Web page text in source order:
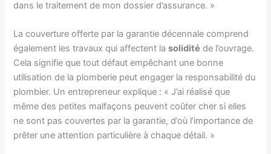
dans le traitement de mon dossier d’assurance. »
La couverture offerte par la garantie décennale comprend
également les travaux qui affectent lasolidité de l’ouvrage.
Cela signifie que tout défaut empêchant une bonne
utilisation de la plomberie peut engager la responsabilité du
plombier. Un entrepreneur explique : « J’ai réalisé que
même des petites malfaçons peuvent coûter cher si elles
ne sont pas couvertes par la garantie, d’où l’importance de
prêter une attention particulière à chaque détail. »